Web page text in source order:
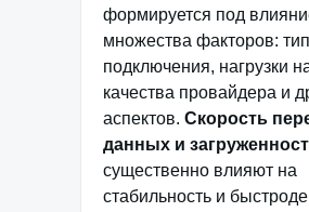
формируется под
множества факторов:
подключения, нагрузки
качества провайдера и
аспектов. Скорость
данных и
существенно влияют на
стабильность и